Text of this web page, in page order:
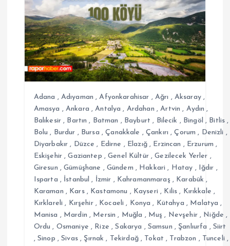
n
m
Adana , Adıyaman ,Afyonkarahisar , Ağrı , Aksaray,
Amasya ,Ankara ,Antalya , Ardahan ,Artvin , Aydın ,
Balıkesir , Bartın , Batman , Bayburt , Bilecik , Bingöl , Bitlis ,
Bolu , Burdur , Bursa ,Çanakkale , Çankırı ,Çorum , Denizli ,
Diyarbakır , Düzce , Edirne , Elazığ, Erzincan , Erzurum ,
Eskişehir ,Gaziantep ,Genel Kültür,Gezilecek Yerler ,
Giresun ,Gümüşhane , Gündem , Hakkari , Hatay , Iğdır ,
Isparta , İstanbul , İzmir , Kahramanmaraş , Karabük ,
Karaman , Kars, Kastamonu , Kayseri , Kilis , Kırıkkale ,
Kırklareli , Kırşehir, Kocaeli , Konya , Kütahya , Malatya ,
Manisa , Mardin , Mersin , Muğla , Muş , Nevşehir, Niğde ,
Ordu , Osmaniye , Rize ,Sakarya , Samsun , Şanlıurfa , Siirt
,Sinop ,Sivas, Şırnak , Tekirdağ, Tokat , Trabzon , Tunceli ,